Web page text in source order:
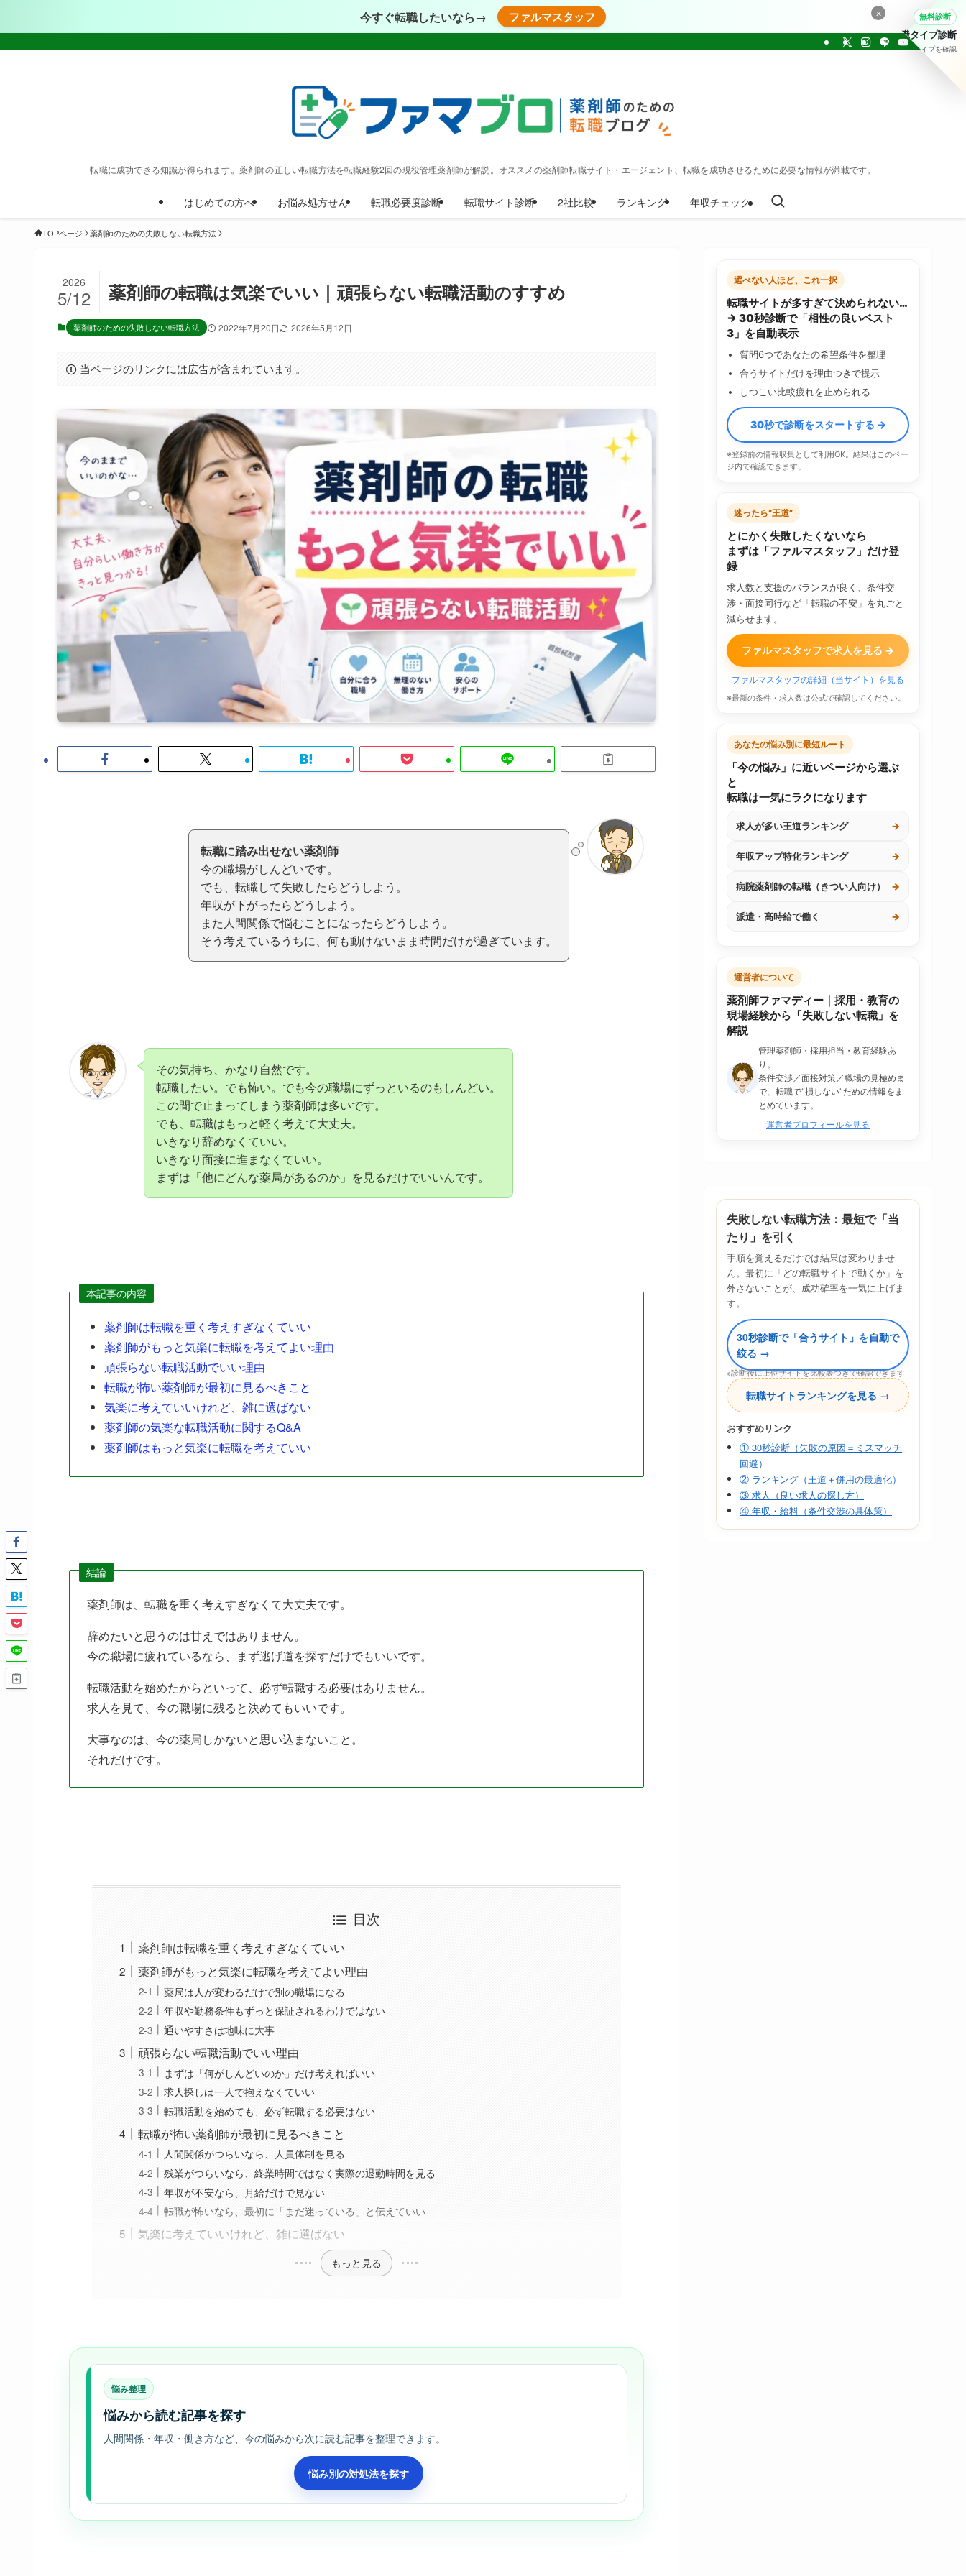
今すぐ転職したいなら→ ファルマスタッフ
転職に成功できる知識が得られます。薬剤師の正しい転職方法を転職経験2回の現役管理薬剤師が解説。オススメの薬剤師転職サイト・エージェント、転職を成功させるために必要な情報が満載です。
はじめての方へ お悩み処方せん 転職必要度診断 転職サイト診断 2社比較 ランキング 年収チェック
TOPページ 薬剤師のための失敗しない転職方法
薬剤師の転職は気楽でいい｜頑張らない転職活動のすすめ
2026
5/12
薬剤師のための失敗しない転職方法 2022年7月20日 2026年5月12日
当ページのリンクには広告が含まれています。
転職に踏み出せない薬剤師
今の職場がしんどいです。
でも、転職して失敗したらどうしよう。
年収が下がったらどうしよう。
また人間関係で悩むことになったらどうしよう。
そう考えているうちに、何も動けないまま時間だけが過ぎています。
その気持ち、かなり自然です。
転職したい。でも怖い。でも今の職場にずっといるのもしんどい。
この間で止まってしまう薬剤師は多いです。
でも、転職はもっと軽く考えて大丈夫。
いきなり辞めなくていい。
いきなり面接に進まなくていい。
まずは「他にどんな薬局があるのか」を見るだけでいいんです。
本記事の内容
薬剤師は転職を重く考えすぎなくていい
薬剤師がもっと気楽に転職を考えてよい理由
頑張らない転職活動でいい理由
転職が怖い薬剤師が最初に見るべきこと
気楽に考えていいけれど、雑に選ばない
薬剤師の気楽な転職活動に関するQ&A
薬剤師はもっと気楽に転職を考えていい
結論
薬剤師は、転職を重く考えすぎなくて大丈夫です。
辞めたいと思うのは甘えではありません。
今の職場に疲れているなら、まず逃げ道を探すだけでもいいです。
転職活動を始めたからといって、必ず転職する必要はありません。
求人を見て、今の職場に残ると決めてもいいです。
大事なのは、今の薬局しかないと思い込まないこと。
それだけです。
目次
薬剤師は転職を重く考えすぎなくていい
薬剤師がもっと気楽に転職を考えてよい理由
薬局は人が変わるだけで別の職場になる
年収や勤務条件もずっと保証されるわけではない
通いやすさは地味に大事
頑張らない転職活動でいい理由
まずは「何がしんどいのか」だけ考えればいい
求人探しは一人で抱えなくていい
転職活動を始めても、必ず転職する必要はない
転職が怖い薬剤師が最初に見るべきこと
人間関係がつらいなら、人員体制を見る
残業がつらいなら、終業時間ではなく実際の退勤時間を見る
年収が不安なら、月給だけで見ない
転職が怖いなら、最初に「まだ迷っている」と伝えていい
気楽に考えていいけれど、雑に選ばない
もっと見る
悩み整理
悩みから読む記事を探す
人間関係・年収・働き方など、今の悩みから次に読む記事を整理できます。
悩み別の対処法を探す
選べない人ほど、これ一択
転職サイトが多すぎて決められない…
→ 30秒診断で「相性の良いベスト
3」を自動表示
質問6つであなたの希望条件を整理
合うサイトだけを理由つきで提示
しつこい比較疲れを止められる
30秒で診断をスタートする →
※登録前の情報収集として利用OK。結果はこのペー
ジ内で確認できます。
迷ったら“王道”
とにかく失敗したくないなら
まずは「ファルマスタッフ」だけ登
録
求人数と支援のバランスが良く、条件交
渉・面接同行など「転職の不安」を丸ごと
減らせます。
ファルマスタッフで求人を見る →
ファルマスタッフの詳細（当サイト）を見る
※最新の条件・求人数は公式で確認してください。
あなたの悩み別に最短ルート
「今の悩み」に近いページから選ぶ
と
転職は一気にラクになります
求人が多い王道ランキング →
年収アップ特化ランキング →
病院薬剤師の転職（きつい人向け） →
派遣・高時給で働く →
運営者について
薬剤師ファマディー｜採用・教育の
現場経験から「失敗しない転職」を
解説
管理薬剤師・採用担当・教育経験あ
り。
条件交渉／面接対策／職場の見極めま
で、転職で“損しない”ための情報をま
とめています。
運営者プロフィールを見る
失敗しない転職方法：最短で「当
たり」を引く
手順を覚えるだけでは結果は変わりませ
ん。最初に「どの転職サイトで動くか」を
外さないことが、成功確率を一気に上げま
す。
30秒診断で「合うサイト」を自動で
絞る →
※診断後に上位サイトを比較表つきで確認できます
転職サイトランキングを見る →
おすすめリンク
① 30秒診断（失敗の原因＝ミスマッチ
回避）
② ランキング（王道＋併用の最適化）
③ 求人（良い求人の探し方）
④ 年収・給料（条件交渉の具体策）
× 無料診断
転職タイプ診断
30問でタイプを確認